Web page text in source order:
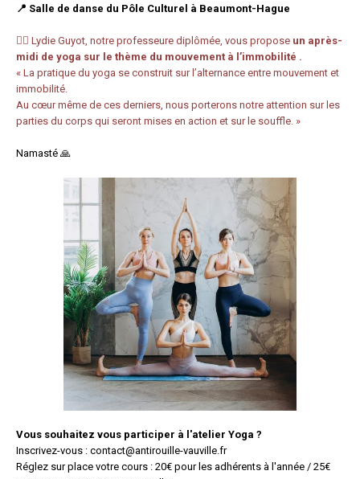
📍 Salle de danse du Pôle Culturel à Beaumont-Hague
🧘‍♀️ Lydie Guyot, notre professeure diplômée, vous propose un après-
midi de yoga sur le thème du mouvement à l’immobilité .
« La pratique du yoga se construit sur l’alternance entre mouvement et
immobilité.
Au cœur même de ces derniers, nous porterons notre attention sur les
parties du corps qui seront mises en action et sur le souffle. »
Namasté 🙏
Vous souhaitez vous participer à l'atelier Yoga ?
Inscrivez-vous : contact@antirouille-vauville.fr
Réglez sur place votre cours : 20€ pour les adhérents à l'année / 25€